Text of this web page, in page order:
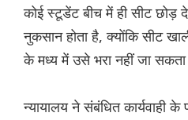
कोई स्टूडेंट बीच में ही सीट छोड़
नुकसान होता है, क्योंकि सीट
के मध्य में उसे भरा नहीं जा
न्यायालय ने संबंधित कार्यवाही